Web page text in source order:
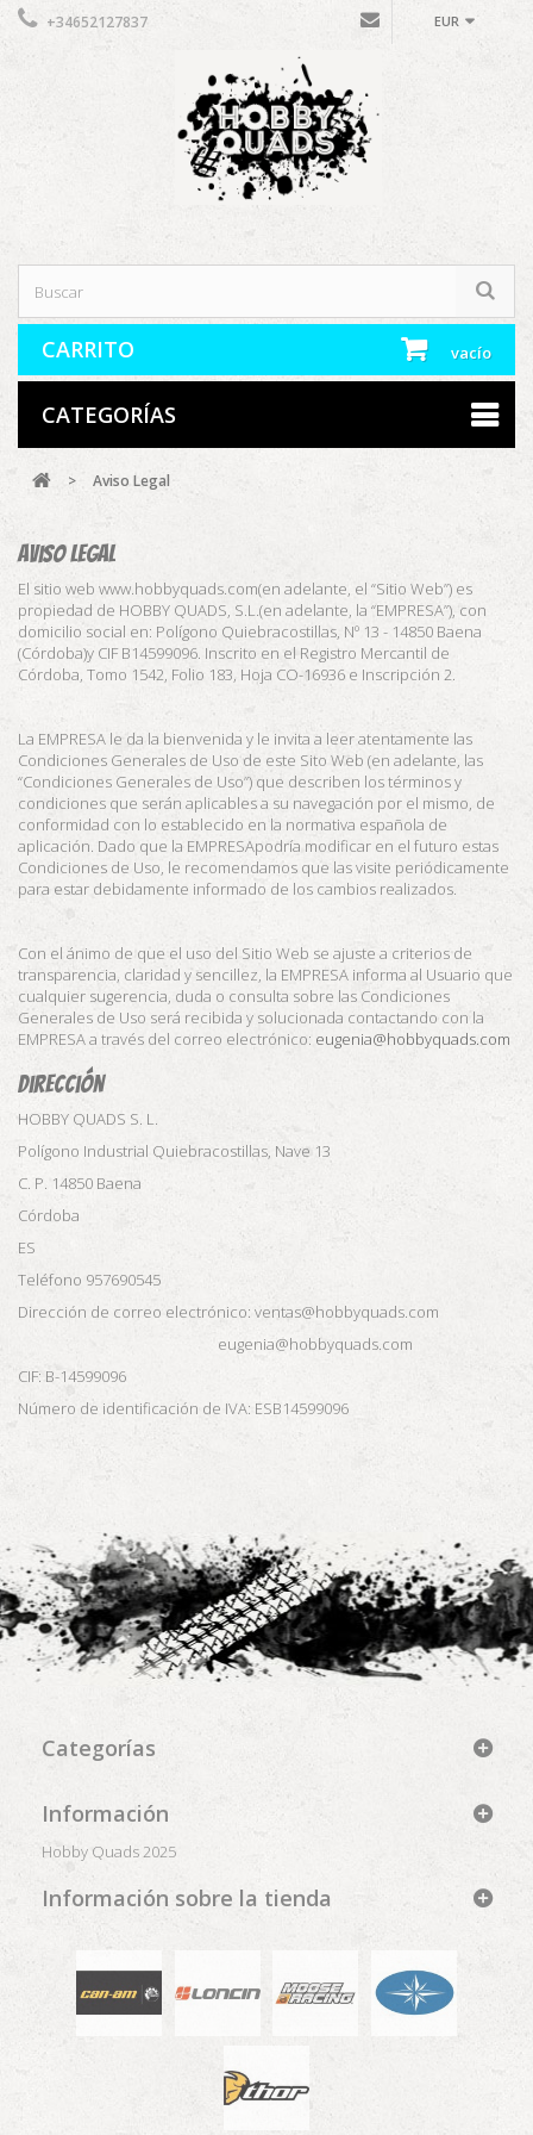
EUR
+34652127837
CARRITO vacío
CATEGORÍAS
> Aviso Legal
Aviso legal
El sitio web www.hobbyquads.com(en adelante, el “Sitio Web”) es
propiedad de HOBBY QUADS, S.L.(en adelante, la “EMPRESA”), con
domicilio social en: Polígono Quiebracostillas, Nº 13 - 14850 Baena
(Córdoba)y CIF B14599096. Inscrito en el Registro Mercantil de
Córdoba, Tomo 1542, Folio 183, Hoja CO-16936 e Inscripción 2.
La EMPRESA le da la bienvenida y le invita a leer atentamente las
Condiciones Generales de Uso de este Sito Web (en adelante, las
“Condiciones Generales de Uso”) que describen los términos y
condiciones que serán aplicables a su navegación por el mismo, de
conformidad con lo establecido en la normativa española de
aplicación. Dado que la EMPRESApodría modificar en el futuro estas
Condiciones de Uso, le recomendamos que las visite periódicamente
para estar debidamente informado de los cambios realizados.
Con el ánimo de que el uso del Sitio Web se ajuste a criterios de
transparencia, claridad y sencillez, la EMPRESA informa al Usuario que
cualquier sugerencia, duda o consulta sobre las Condiciones
Generales de Uso será recibida y solucionada contactando con la
EMPRESA a través del correo electrónico: eugenia@hobbyquads.com
Dirección
HOBBY QUADS S. L.
Polígono Industrial Quiebracostillas, Nave 13
C. P. 14850 Baena
Córdoba
ES
Teléfono 957690545
Dirección de correo electrónico: ventas@hobbyquads.com
eugenia@hobbyquads.com
CIF: B-14599096
Número de identificación de IVA: ESB14599096
Categorías
Información
Hobby Quads 2025
Información sobre la tienda